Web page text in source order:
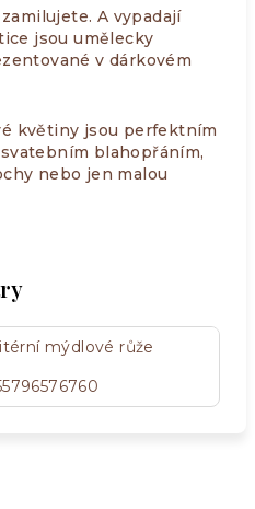
A vypadají
jsou umělecky
v dárkovém
květiny jsou perfektním
blahopřáním,
nebo jen malou
mýdlové růže